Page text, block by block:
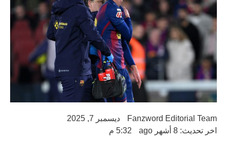
Fanzword Editorial Team
ديسمبر 7, 2025
اخر تحديث: 8 أشهر ago
5:32 م